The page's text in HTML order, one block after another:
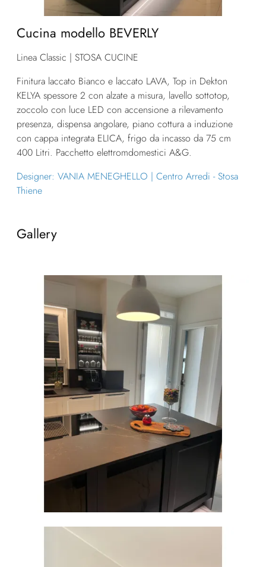
Cucina modello BEVERLY
Linea Classic | STOSA CUCINE
Finitura laccato Bianco e laccato LAVA, Top in Dekton
KELYA spessore 2 con alzate a misura, lavello sottotop,
zoccolo con luce LED con accensione a rilevamento
presenza, dispensa angolare, piano cottura a induzione
con cappa integrata ELICA, frigo da incasso da 75 cm
400 Litri. Pacchetto elettromdomestici A&G.
Designer: VANIA MENEGHELLO | Centro Arredi - Stosa
Thiene
Gallery